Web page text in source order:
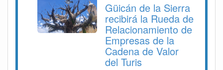
Güicán de la Sierra
recibirá la Rueda de
Relacionamiento de
Empresas de la
Cadena de Valor
del Turis